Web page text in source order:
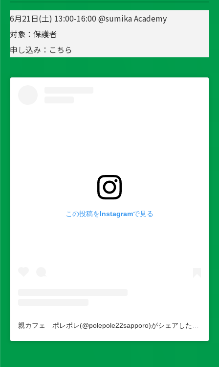
6月21日(土) 13:00-16:00 @sumika Academy
対象：保護者
申し込み： こちら
この投稿をInstagramで見る